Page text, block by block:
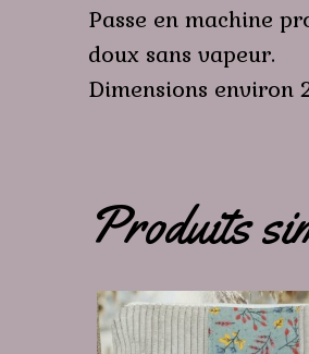
Passe en machine
doux sans vapeur.
Dimensions environ
Produits